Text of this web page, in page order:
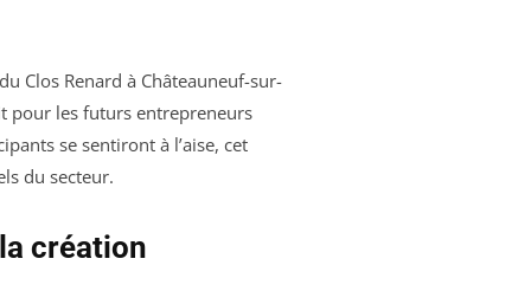
Clos Renard à Châteauneuf-sur-
pour les futurs entrepreneurs
se sentiront à l’aise, cet
du secteur.
création